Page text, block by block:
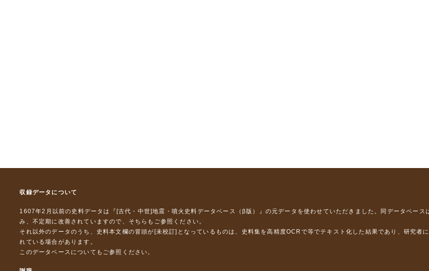
収録データについて
1607年2月以前の史料データは『 [古代・中世]地震・噴火史料データベース（β版）』 の元データを使わせていただきました。同データベー
み、不定期に改善されていますので、 そちら もご参照ください。
それ以外のデータのうち、史料本文欄の冒頭が[未校訂]となっているものは、史料集を高精度OCRで等でテキスト化した結果であり、研究者
れている場合があります。
このデータベースについて もご参照ください。